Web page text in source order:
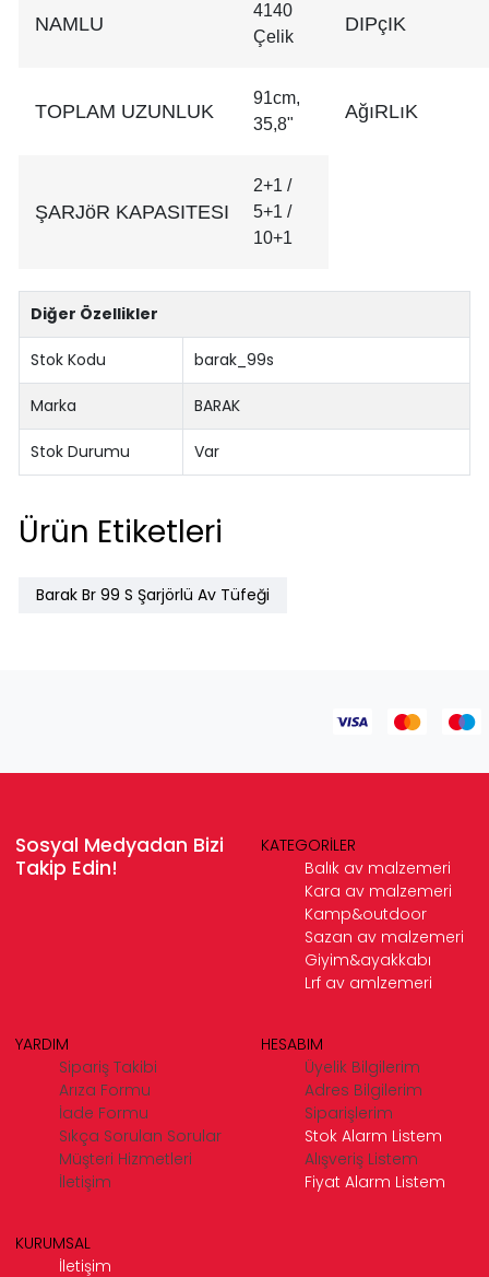
NAMLU
4140
Çelik
DIPçIK
TOPLAM UZUNLUK
91cm,
35,8"
AğıRLıK
ŞARJöR KAPASITESI
2+1 /
5+1 /
10+1
Diğer Özellikler
Stok Kodu barak_99s
Marka BARAK
Stok Durumu Var
Ürün Etiketleri
Barak Br 99 S Şarjörlü Av Tüfeği
Sosyal Medyadan Bizi
Takip Edin!
KATEGORİLER
Balık av malzemeri
Kara av malzemeri
Kamp&outdoor
Sazan av malzemeri
Giyim&ayakkabı
Lrf av amlzemeri
YARDIM
Sipariş Takibi
Arıza Formu
İade Formu
Sıkça Sorulan Sorular
Müşteri Hizmetleri
İletişim
HESABIM
Üyelik Bilgilerim
Adres Bilgilerim
Siparişlerim
Stok Alarm Listem
Alışveriş Listem
Fiyat Alarm Listem
KURUMSAL
İletişim